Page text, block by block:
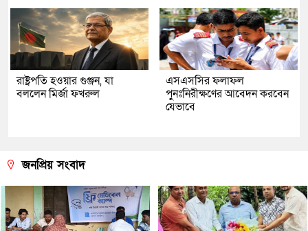
রাষ্ট্রপতি হওয়ার গুঞ্জন, যা
বললেন মির্জা ফখরুল
এসএসসির ফলাফল
পুনঃনিরীক্ষণের আবেদন করবেন
যেভাবে
জনপ্রিয় সংবাদ